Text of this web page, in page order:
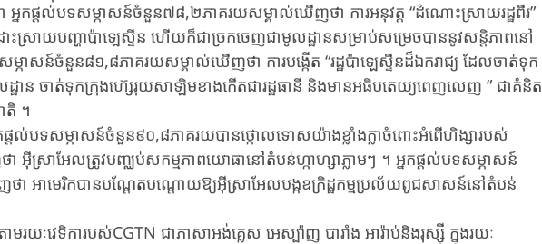
នកផ្តល់បទសម្ភាសន៍ចំនួន៧៨,២ភាគរយសម្គាល់ឃើញថា ការ​អនុវត្ត​ “ដំណោះស្រាយ​រដ្ឋ​ពីរ​”
ស្រាយ​បញ្ហា​ប៉ាឡេស្ទីន​ ហើយ​ក៏ជា​ច្រក​ចេញ​ជា​មូលដ្ឋាន​សម្រាប់​សម្រេចបាន​នូវ​សន្តិភាព​នៅ
ម្ភាសន៍ចំនួន៨១,៨ភាគរយសម្គាល់ឃើញថា ការ​បង្កើត​ “រដ្ឋ​ប៉ាឡេស្ទីន​ដ៏ឯករាជ្យ​ ដែល​ចាត់​ទុក​
ដ្ឋាន​ ចាត់​ទុកក្រុងហ៊េ្សរុយសាឡិមខាងកើតជា​រដ្ឋ​ធានី និង​មានអធិបតេយ្យពេញលេញ​ ​​” ជា​គំនិត​
តិ​ ។
ផ្តល់បទសម្ភាសន៍ចំនួន៩០,៨ភាគរយបាន​ថ្កោលទោសយ៉ាង​ខ្លាំងក្លា​ចំពោះអំពើ​ហិង្សា​របស់​
ស្រាអែល​ត្រូវ​បញ្ឈប់សកម្មភាព​យោធា​នៅតំបន់​ហ្កាហ្សាភ្លាមៗ ។ អ្នកផ្តល់បទសម្ភាសន៍
អាមេរិក​បាន​បណ្តែតបណ្តោយឱ្យ​អ៊ីស្រាអែលបង្ក​ឧក្រិដ្ឋកម្មប្រល័យពូជសាសន៍នៅតំបន់​
មរយៈវេទិការបស់CGTN ជាភាសាអង់គ្លេស អេស្ប៉ាញ បារាំង អារ៉ាប់និងរុស្ស៊ី ក្នុងរយៈ